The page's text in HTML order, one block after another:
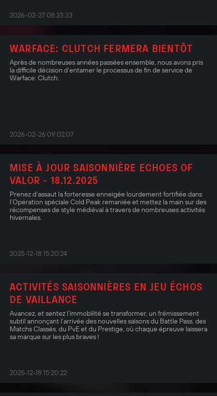
2026-02-27 08:23:33
WARFACE: CLUTCH FERMERA BIENTÔT
Après de nombreuses années passées ensemble, nous avons pris
la difficile décision d’entamer le processus de fin de service de
Warface: Clutch.
2026-02-26 09:02:07
MISE À JOUR SAISONNIÈRE ECHOES OF
VALOR - 18.12.2025
Prenez d’assaut la forteresse enneigée lourdement fortifiée dans
l’Opération spéciale Cold Peak remaniée et mettez la main sur des
récompenses de style médiéval à travers de nombreuses activités
hivernales.
2025-12-18 15:20:24
ACTIVITÉS SAISONNIÈRES EN JEU ÉCHOS
DE VAILLANCE
Avancez, et sentez l’immobilité se transformer, un frémissement
subtil annonçant l’arrivée des nouvelles saisons du Battle Pass, des
Matchs Classés, du PvE et du Prestige, où chaque épreuve laissera
sa marque sur les plus braves !
2025-12-18 15:20:22